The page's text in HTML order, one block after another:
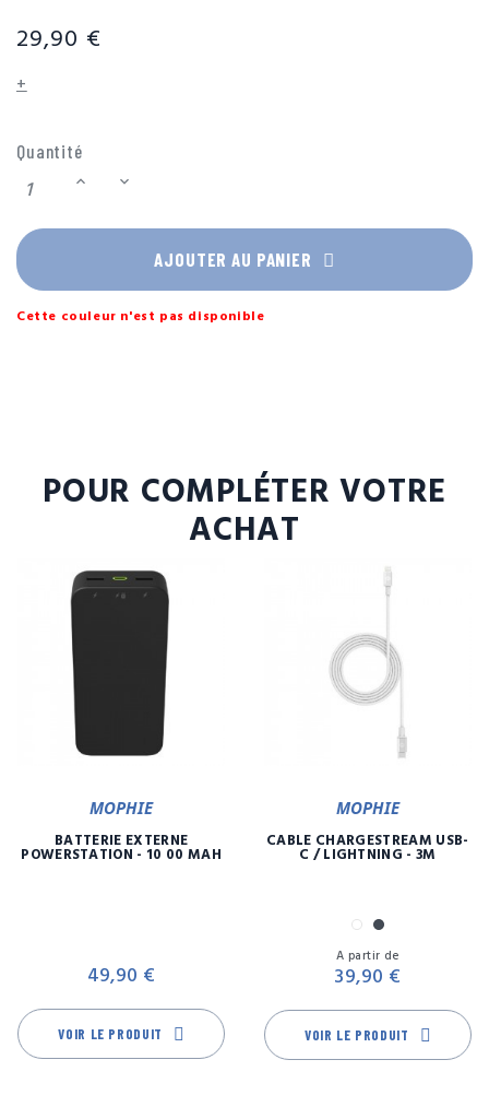
29,90 €
+
Quantité
AJOUTER AU PANIER
Cette couleur n'est pas disponible
POUR COMPLÉTER VOTRE
ACHAT
MOPHIE
BATTERIE EXTERNE
POWERSTATION - 10 00 MAH
49,90 €
VOIR LE PRODUIT
MOPHIE
CÂBLE CHARGESTREAM USB-
C / LIGHTNING - 3M
BlancNoir
A partir de
39,90 €
VOIR LE PRODUIT